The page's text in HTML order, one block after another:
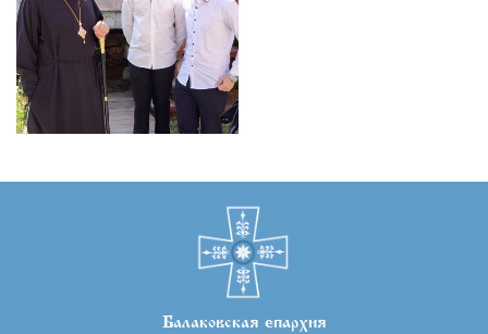
Балаковская епархия